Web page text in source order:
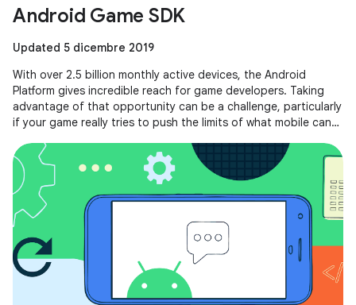
Android Game SDK
Updated 5 dicembre 2019
With over 2.5 billion monthly active devices, the Android
Platform gives incredible reach for game developers. Taking
advantage of that opportunity can be a challenge, particularly
if your game really tries to push the limits of what mobile can